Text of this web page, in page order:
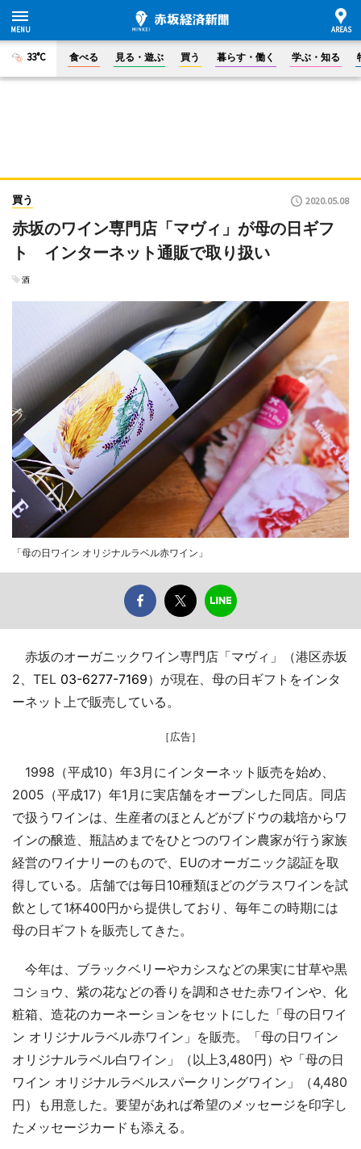
33°C 食べる 見る・遊ぶ 買う 暮らす・働く 学ぶ・知る
買う 2020.05.08
赤坂のワイン専門店「マヴィ」が母の日ギフ
ト インターネット通販で取り扱い
酒
「母の日ワイン オリジナルラベル赤ワイン」
赤坂のオーガニックワイン専門店「マヴィ」（港区赤坂
2、TEL 03-6277-7169）が現在、母の日ギフトをインタ
ーネット上で販売している。
［広告］
1998（平成10）年3月にインターネット販売を始め、
2005（平成17）年1月に実店舗をオープンした同店。同店
で扱うワインは、生産者のほとんどがブドウの栽培からワ
インの醸造、瓶詰めまでをひとつのワイン農家が行う家族
経営のワイナリーのもので、EUのオーガニック認証を取
得している。店舗では毎日10種類ほどのグラスワインを試
飲として1杯400円から提供しており、毎年この時期には
母の日ギフトを販売してきた。
今年は、ブラックベリーやカシスなどの果実に甘草や黒
コショウ、紫の花などの香りを調和させた赤ワインや、化
粧箱、造花のカーネーションをセットにした「母の日ワイ
ン オリジナルラベル赤ワイン」を販売。「母の日ワイン
オリジナルラベル白ワイン」（以上3,480円）や「母の日
ワイン オリジナルラベルスパークリングワイン」（4,480
円）も用意した。要望があれば希望のメッセージを印字し
たメッセージカードも添える。